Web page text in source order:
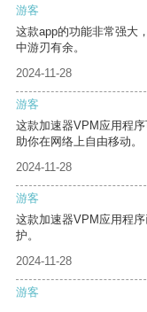
游客
这款app的功能非常强大
中游刃有余。
2024-11-28
游客
这款加速器VPM应用程
助你在网络上自由移动。
2024-11-28
游客
这款加速器VPM应用程
护。
2024-11-28
游客